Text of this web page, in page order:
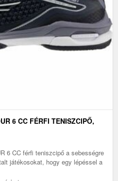
6 CC FÉRFI TENISZCIPŐ,
6 CC férfi teniszcipő a sebességre
játékosokat, hogy egy lépéssel a